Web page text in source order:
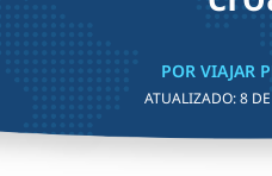
POR VIAJAR
ATUALIZADO:8